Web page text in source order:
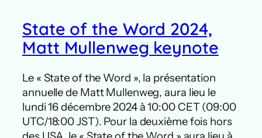
State of the Word 2024,
Matt Mullenweg keynote
Le « State of the Word », la présentation
annuelle de Matt Mullenweg, aura lieu le
lundi 16 décembre 2024 à 10:00 CET (09:00
UTC/18:00 JST). Pour la deuxième fois hors